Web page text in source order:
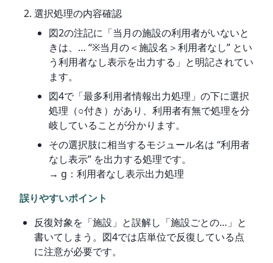
選択処理の内容確認
図2の注記に「当月の施設の利用者がいないと
きは、… “※当月の＜施設名＞利用者なし” とい
う利用者なし表示を出力する」と明記されてい
ます。
図4で「最多利用者情報出力処理」の下に選択
処理（○付き）があり、利用者有無で処理を分
岐していることが分かります。
その選択肢に相当するモジュール名は “利用者
なし表示” を出力する処理です。
→ g：利用者なし表示出力処理
誤りやすいポイント
反復対象を「施設」と誤解し「施設ごとの…」と
書いてしまう。図4では店単位で反復している点
に注意が必要です。